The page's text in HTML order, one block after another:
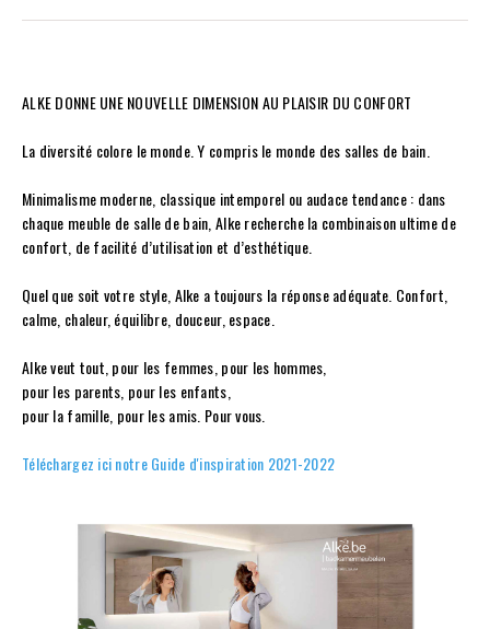
ALKE DONNE UNE NOUVELLE DIMENSION AU PLAISIR DU CONFORT
La diversité colore le monde. Y compris le monde des salles de bain.
Minimalisme moderne, classique intemporel ou audace tendance : dans
chaque meuble de salle de bain, Alke recherche la combinaison ultime de
confort, de facilité d’utilisation et d’esthétique.
Quel que soit votre style, Alke a toujours la réponse adéquate. Confort,
calme, chaleur, équilibre, douceur, espace.
Alke veut tout, pour les femmes, pour les hommes,
pour les parents, pour les enfants,
pour la famille, pour les amis. Pour vous.
Téléchargez ici notre Guide d'inspiration 2021-2022​​​